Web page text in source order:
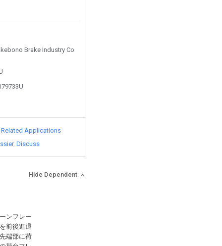
Brake Industry Co
Related Applications
Discuss
Hide Dependent
ンフレー
前後進退
端部に荷